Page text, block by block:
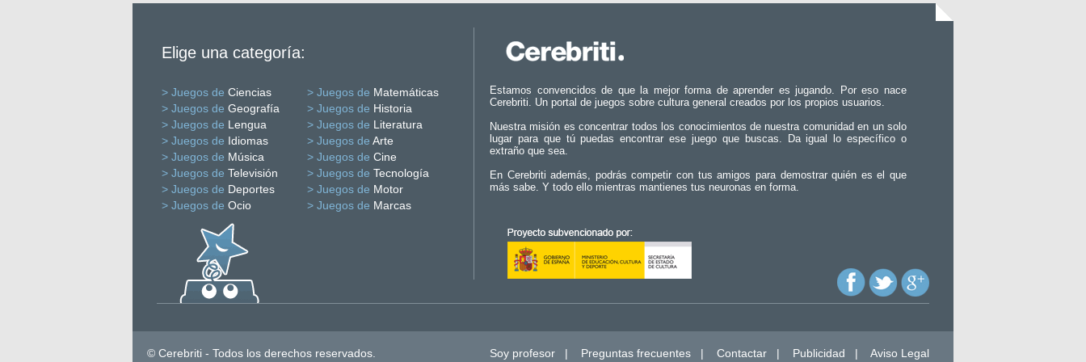
Elige una categoría:
> Juegos de Ciencias > Juegos de Matemáticas
> Juegos de Geografía > Juegos de Historia
> Juegos de Lengua > Juegos de Literatura
> Juegos de Idiomas > Juegos de Arte
> Juegos de Música > Juegos de Cine
> Juegos de Televisión > Juegos de Tecnología
> Juegos de Deportes > Juegos de Motor
> Juegos de Ocio > Juegos de Marcas
Estamos convencidos de que la mejor forma de aprender es jugando. Por eso nace
Cerebriti. Un portal de juegos sobre cultura general creados por los propios usuarios.
Nuestra misión es concentrar todos los conocimientos de nuestra comunidad en un solo
lugar para que tú puedas encontrar ese juego que buscas. Da igual lo específico o
extraño que sea.
En Cerebriti además, podrás competir con tus amigos para demostrar quién es el que
más sabe. Y todo ello mientras mantienes tus neuronas en forma.
© Cerebriti - Todos los derechos reservados. Soy profesor | Preguntas frecuentes | Contactar | Publicidad | Aviso Legal